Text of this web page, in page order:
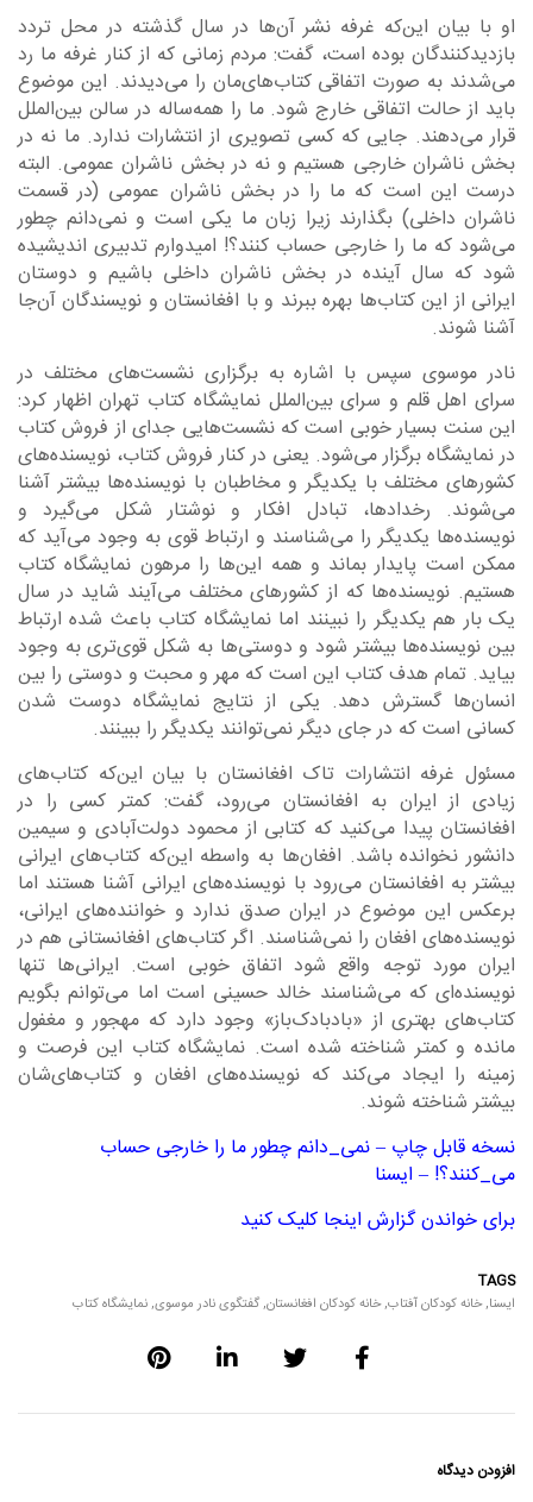
او با بیان این‌که غرفه نشر آن‌ها در سال گذشته در محل تردد
بازدیدکنندگان بوده است، گفت: مردم زمانی که از کنار غرفه ما رد
می‌شدند به صورت اتفاقی کتاب‌های‌مان را می‌دیدند. این موضوع
باید از حالت اتفاقی خارج شود. ما را همه‌ساله در سالن بین‌الملل
قرار می‌دهند. جایی که کسی تصویری از انتشارات ندارد. ما نه در
بخش ناشران خارجی هستیم و نه در بخش ناشران عمومی. البته
درست این است که ما را در بخش ناشران عمومی (در قسمت
ناشران داخلی) بگذارند زیرا زبان ما یکی است و نمی‌دانم چطور
می‌شود که ما را خارجی حساب کنند؟! امیدوارم تدبیری اندیشیده
شود که سال آینده در بخش ناشران داخلی باشیم و دوستان
ایرانی از این کتاب‌ها بهره ببرند و با افغانستان و نویسندگان آن‌جا
آشنا شوند.
نادر موسوی سپس با اشاره به برگزاری نشست‌های مختلف در
سرای اهل قلم و سرای بین‌الملل نمایشگاه کتاب تهران اظهار کرد:
این سنت بسیار خوبی است که نشست‌هایی جدای از فروش کتاب
در نمایشگاه برگزار می‌شود. یعنی در کنار فروش کتاب، نویسنده‌های
کشورهای مختلف با یکدیگر و مخاطبان با نویسنده‌ها بیشتر آشنا
می‌شوند. رخدادها، تبادل افکار و نوشتار شکل می‌گیرد و
نویسنده‌ها یکدیگر را می‌شناسند و ارتباط قوی به وجود می‌آید که
ممکن است پایدار بماند و همه این‌ها را مرهون نمایشگاه کتاب
هستیم. نویسنده‌ها که از کشورهای مختلف می‌آیند شاید در سال
یک بار هم یکدیگر را نبینند اما نمایشگاه کتاب باعث شده ارتباط
بین نویسنده‌ها بیشتر شود و دوستی‌ها به شکل قوی‌تری به وجود
بیاید. تمام هدف کتاب این است که مهر و محبت و دوستی را بین
انسان‌ها گسترش دهد. یکی از نتایج نمایشگاه دوست شدن
کسانی است که در جای دیگر نمی‌توانند یکدیگر را ببینند.
مسئول غرفه انتشارات تاک افغانستان با بیان این‌که کتاب‌های
زیادی از ایران به افغانستان می‌رود، گفت: کمتر کسی را در
افغانستان پیدا می‌کنید که کتابی از محمود دولت‌آبادی و سیمین
دانشور نخوانده باشد. افغان‌ها به واسطه این‌که کتاب‌های ایرانی
بیشتر به افغانستان می‌رود با نویسنده‌های ایرانی آشنا هستند اما
برعکس این موضوع در ایران صدق ندارد و خواننده‌های ایرانی،
نویسنده‌های افغان را نمی‌شناسند. اگر کتاب‌های افغانستانی هم در
ایران مورد توجه واقع شود اتفاق خوبی است. ایرانی‌ها تنها
نویسنده‌ای که می‌شناسند خالد حسینی است اما می‌توانم بگویم
کتاب‌های بهتری از «بادبادک‌باز» وجود دارد که مهجور و مغفول
مانده و کمتر شناخته شده است. نمایشگاه کتاب این فرصت و
زمینه را ایجاد می‌کند که نویسنده‌های افغان و کتاب‌های‌شان
بیشتر شناخته شوند.
نسخه قابل چاپ – نمی_دانم چطور ما را خارجی حساب
می_کنند؟! – ایسنا
برای خواندن گزارش اینجا کلیک کنید
TAGS
ایسنا,خانه کودکان آفتاب,خانه کودکان افغانستان,گفتگوی نادر موسوی,نمایشگاه کتاب
افزودن دیدگاه